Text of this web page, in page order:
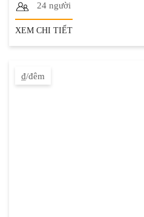
24 người
XEM CHI TIẾT
₫/đêm